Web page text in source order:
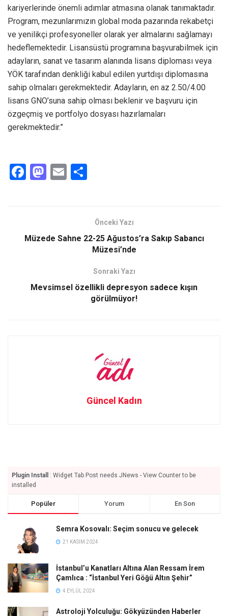
kariyerlerinde önemli adımlar atmasına olanak tanımaktadır.
Program, mezunlarımızın global moda pazarında rekabetçi
ve yenilikçi profesyoneller olarak yer almalarını sağlamayı
hedeflemektedir. Lisansüstü programına başvurabilmek için
adayların, sanat ve tasarım alanında lisans diploması veya
YÖK tarafından denkliği kabul edilen yurtdışı diplomasına
sahip olmaları gerekmektedir. Adayların, en az 2.50/4.00
lisans GNO’suna sahip olması beklenir ve başvuru için
özgeçmiş ve portfolyo dosyası hazırlamaları
gerekmektedir.”
F
o
M
d
E
Önceki Yazı
Müzede Sahne 22-25 Ağustos’ra Sakıp Sabancı
Müzesi’nde
Sonraki Yazı
Mevsimsel özellikli depresyon sadece kışın
görülmüyor!
Güncel Kadın
Plugin Install
: Widget Tab Post needs JNews - View Counter to be
installed
Popüler Yorum En Son
Semra Kosovalı: Seçim sonucu ve gelecek
21 KASIM 2024
İstanbul’u Kanatları Altına Alan Ressam İrem
Çamlıca : “İstanbul Yeri Göğü Altın Şehir”
4 EYLÜL 2024
Astroloji Yolculuğu: Gökyüzünden Haberler